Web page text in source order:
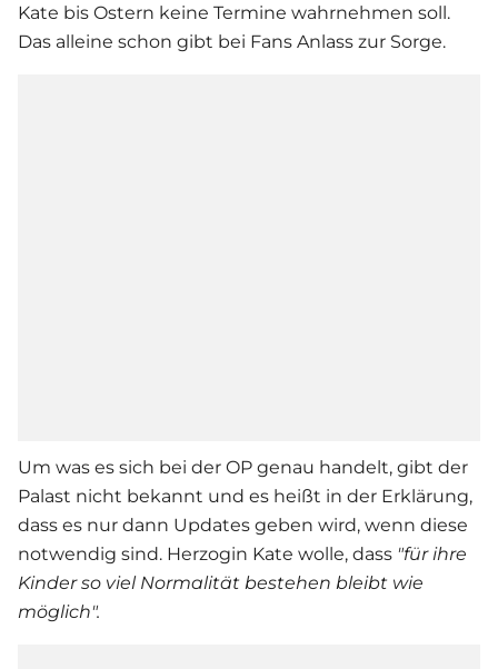
Kate bis Ostern keine Termine wahrnehmen soll.
Das alleine schon gibt bei Fans Anlass zur Sorge.
Um was es sich bei der OP genau handelt, gibt der
Palast nicht bekannt und es heißt in der Erklärung,
dass es nur dann Updates geben wird, wenn diese
notwendig sind. Herzogin Kate wolle, dass "für ihre
Kinder so viel Normalität bestehen bleibt wie
möglich".